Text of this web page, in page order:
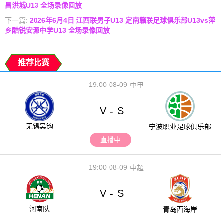
昌洪城U13 全场录像回放
下一篇: 2026年6月4日 江西联男子U13 定南赣联足球俱乐部U13vs萍
乡酷锐安源中学U13 全场录像回放
推荐比赛
08-09
19:00 中甲
无锡吴钩
V - S
宁波职业足球俱乐部
直播中
08-09
19:00 中超
河南队
V - S
青岛西海岸